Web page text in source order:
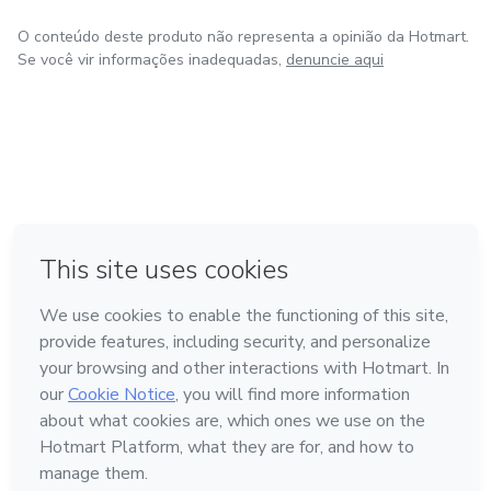
O conteúdo deste produto não representa a opinião da Hotmart.
Se você vir informações inadequadas, denuncie aqui
Feito com ❤ em Bogotá
Conheça a Hotmart
Idioma
Português